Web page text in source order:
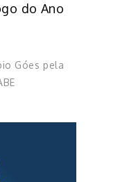
do Ano
Góes pela